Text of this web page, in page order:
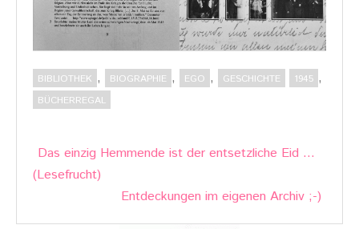
BIBLIOTHEK , BIOGRAPHIE , EGO , GESCHICHTE 1945 ,
BÜCHERREGAL
Post
navigation
Das einzig Hemmende ist der entsetzliche Eid …
(Lesefrucht)
Entdeckungen im eigenen Archiv ;-)